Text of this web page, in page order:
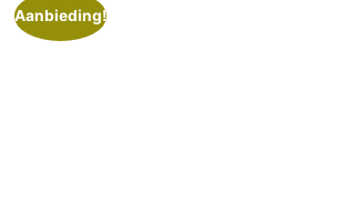
Aanbieding!